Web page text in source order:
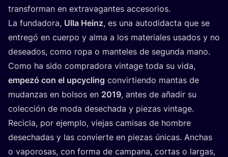
trans­for­man en extra­va­gan­tes accesorios.
La fun­da­do­ra, Ulla Heinz, es una auto­di­dac­ta que se
entre­gó en cuer­po y alma a los mate­ria­les usa­dos y no
desea­dos, como ropa o man­te­les de segun­da mano.
Como ha sido com­pra­do­ra vin­ta­ge toda su vida,
empe­zó con el upcy­cling con­vir­tien­do man­tas de
mudan­zas en bol­sos en 2019, antes de aña­dir su
colec­ción de moda dese­cha­da y pie­zas vintage.
Reci­cla, por ejem­plo, vie­jas cami­sas de hom­bre
dese­cha­das y las con­vier­te en pie­zas úni­cas. Anchas
o vapo­ro­sas, con for­ma de cam­pa­na, cor­tas o lar­gas,